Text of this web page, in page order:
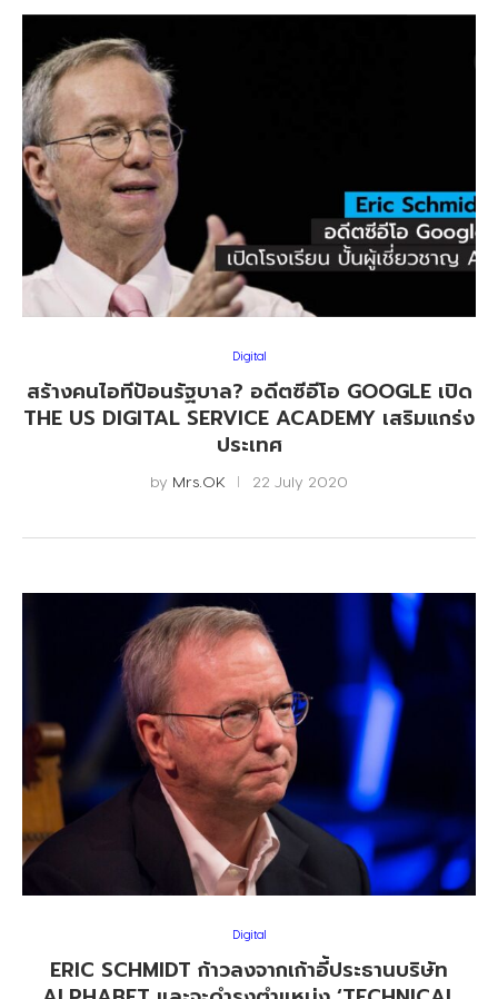
Digital
สร้างคนไอทีป้อนรัฐบาล? อดีตซีอีโอ GOOGLE เปิด
THE US DIGITAL SERVICE ACADEMY เสริมแกร่ง
ประเทศ
by Mrs.OK 22 July 2020
Digital
ERIC SCHMIDT ก้าวลงจากเก้าอี้ประธานบริษัท